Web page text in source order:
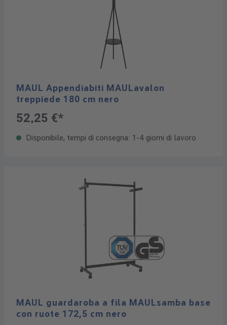
MAUL Appendiabiti MAULavalon
treppiede 180 cm nero
52,25 €*
Disponibile, tempi di consegna: 1-4 giorni di lavoro
MAUL guardaroba a fila MAULsamba base
con ruote 172,5 cm nero